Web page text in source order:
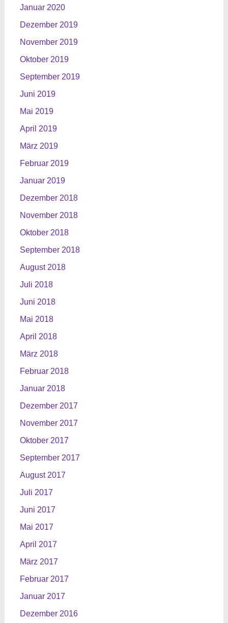
Januar 2020
Dezember 2019
November 2019
Oktober 2019
September 2019
Juni 2019
Mai 2019
April 2019
März 2019
Februar 2019
Januar 2019
Dezember 2018
November 2018
Oktober 2018
September 2018
August 2018
Juli 2018
Juni 2018
Mai 2018
April 2018
März 2018
Februar 2018
Januar 2018
Dezember 2017
November 2017
Oktober 2017
September 2017
August 2017
Juli 2017
Juni 2017
Mai 2017
April 2017
März 2017
Februar 2017
Januar 2017
Dezember 2016